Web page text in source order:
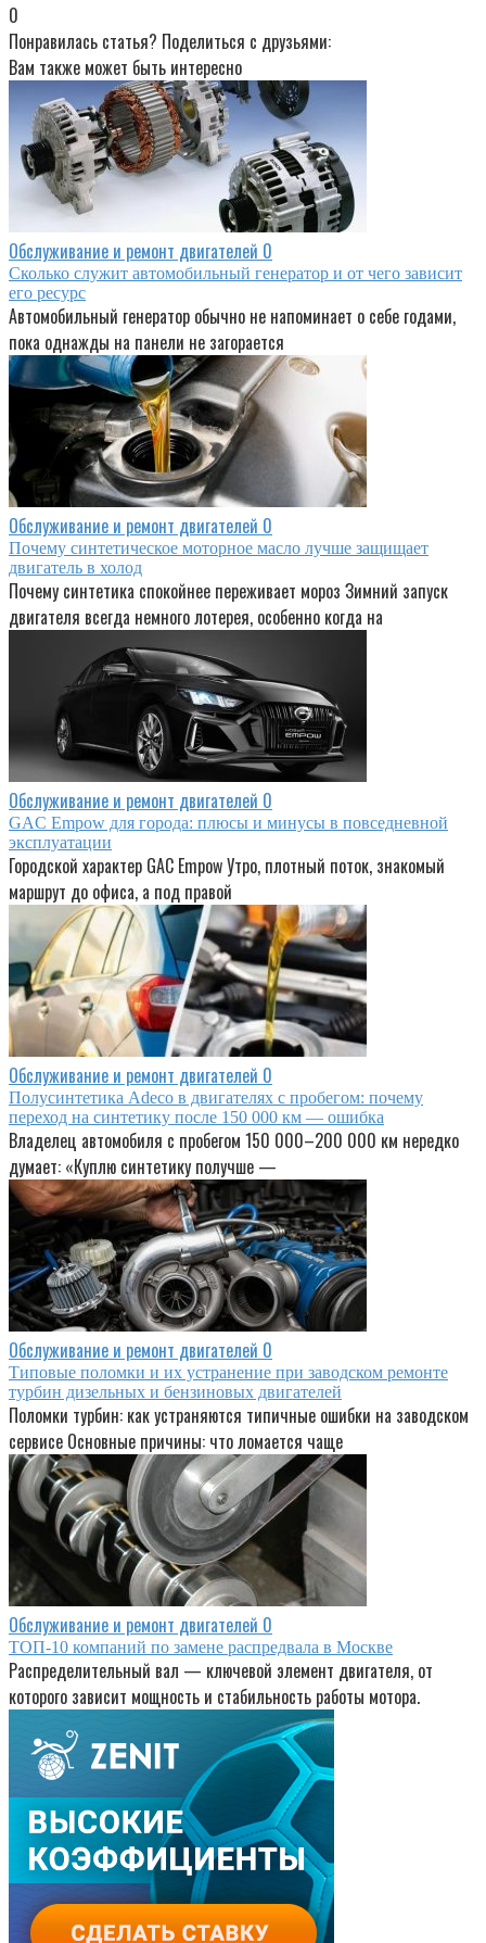
0
Понравилась статья? Поделиться с друзьями:
Вам также может быть интересно
Обслуживание и ремонт двигателей 0
Сколько служит автомобильный генератор и от чего зависит
его ресурс
Автомобильный генератор обычно не напоминает о себе годами,
пока однажды на панели не загорается
Обслуживание и ремонт двигателей 0
Почему синтетическое моторное масло лучше защищает
двигатель в холод
Почему синтетика спокойнее переживает мороз Зимний запуск
двигателя всегда немного лотерея, особенно когда на
Обслуживание и ремонт двигателей 0
GAC Empow для города: плюсы и минусы в повседневной
эксплуатации
Городской характер GAC Empow Утро, плотный поток, знакомый
маршрут до офиса, а под правой
Обслуживание и ремонт двигателей 0
Полусинтетика Adeco в двигателях с пробегом: почему
переход на синтетику после 150 000 км — ошибка
Владелец автомобиля с пробегом 150 000–200 000 км нередко
думает: «Куплю синтетику получше —
Обслуживание и ремонт двигателей 0
Типовые поломки и их устранение при заводском ремонте
турбин дизельных и бензиновых двигателей
Поломки турбин: как устраняются типичные ошибки на заводском
сервисе Основные причины: что ломается чаще
Обслуживание и ремонт двигателей 0
ТОП-10 компаний по замене распредвала в Москве
Распределительный вал — ключевой элемент двигателя, от
которого зависит мощность и стабильность работы мотора.